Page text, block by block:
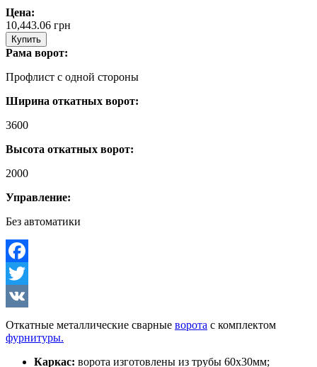
Цена:
10,443.06 грн
Купить
Рама ворот:
Профлист с одной стороны
Ширина откатных ворот:
3600
Высота откатных ворот:
2000
Управление:
Без автоматики
Facebook
Twitter
VK
Откатные металлические сварные ворота с комплектом
фурнитуры.
Каркас: ворота изготовлены из трубы 60х30мм;